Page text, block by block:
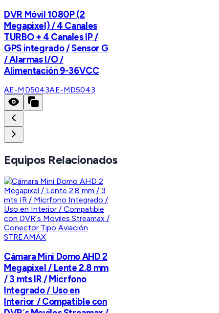
DVR Móvil 1080P (2
Megapixel) / 4 Canales
TURBO + 4 Canales IP /
GPS integrado / Sensor G
/ Alarmas I/O /
Alimentación 9-36VCC
AE-MD5043AE-MD5043
Equipos Relacionados
STREAMAX
Cámara Mini Domo AHD 2
Megapixel / Lente 2.8 mm
/ 3 mts IR / Micrfono
Integrado / Uso en
Interior / Compatible con